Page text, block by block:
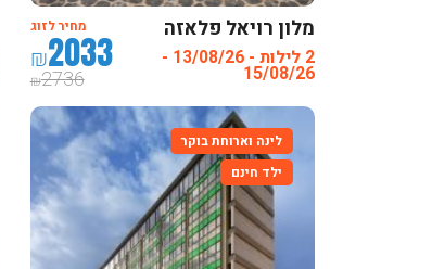
מלון רויאל פלאזה
טבריה 2 לילות - 13/08/26 -
15/08/26
מחיר לזוג
₪2033
₪2736
לינה וארוחת בוקר
ילד חינם